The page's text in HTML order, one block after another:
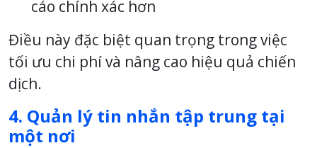
cáo chính xác hơn
Điều này đặc biệt quan trọng trong việc
tối ưu chi phí và nâng cao hiệu quả chiến
dịch.
4. Quản lý tin nhắn tập trung tại
một nơi